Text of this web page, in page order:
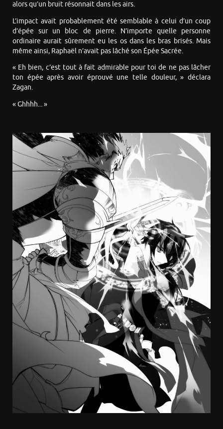
alors qu’un bruit résonnait dans les airs.
L’impact avait probablement été semblable à celui d’un coup
d’épée sur un bloc de pierre. N’importe quelle personne
ordinaire aurait sûrement eu les os dans les bras brisés. Mais
même ainsi, Raphaël n’avait pas lâché son Épée Sacrée.
« Eh bien, c’est tout à fait admirable pour toi de ne pas lâcher
ton épée après avoir éprouvé une telle douleur, » déclara
Zagan.
« Ghhhh... »